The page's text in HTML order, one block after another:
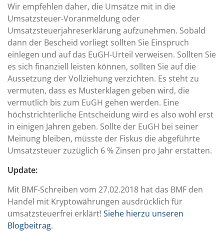
Wir empfehlen daher, die Umsätze mit in die
Umsatzsteuer-Voranmeldung oder
Umsatzsteuerjahreserklärung aufzunehmen. Sobald
dann der Bescheid vorliegt sollten Sie Einspruch
einlegen und auf das EuGH-Urteil verweisen. Sollten Sie
es sich finanziell leisten können, sollten Sie auf die
Aussetzung der Vollziehung verzichten. Es steht zu
vermuten, dass es Musterklagen geben wird, die
vermutlich bis zum EuGH gehen werden. Eine
höchstrichterliche Entscheidung wird es also wohl erst
in einigen Jahren geben. Sollte der EuGH bei seiner
Meinung bleiben, müsste der Fiskus die abgeführte
Umsatzsteuer zuzüglich 6 % Zinsen pro Jahr erstatten.
Update:
Mit BMF-Schreiben vom 27.02.2018 hat das BMF den
Handel mit Kryptowährungen ausdrücklich für
umsatzsteuerfrei erklärt! Siehe hierzu unseren
Blogbeitrag.